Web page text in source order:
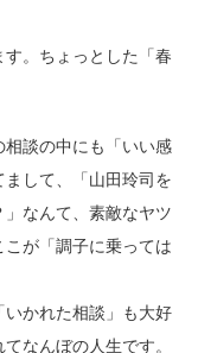
。ちょっとした「春
談の中にも「いい感
して、「山田玲司を
なんて、素敵なヤツ
が「調子に乗っては
いかれた相談」も大好
なんぼの人生です。